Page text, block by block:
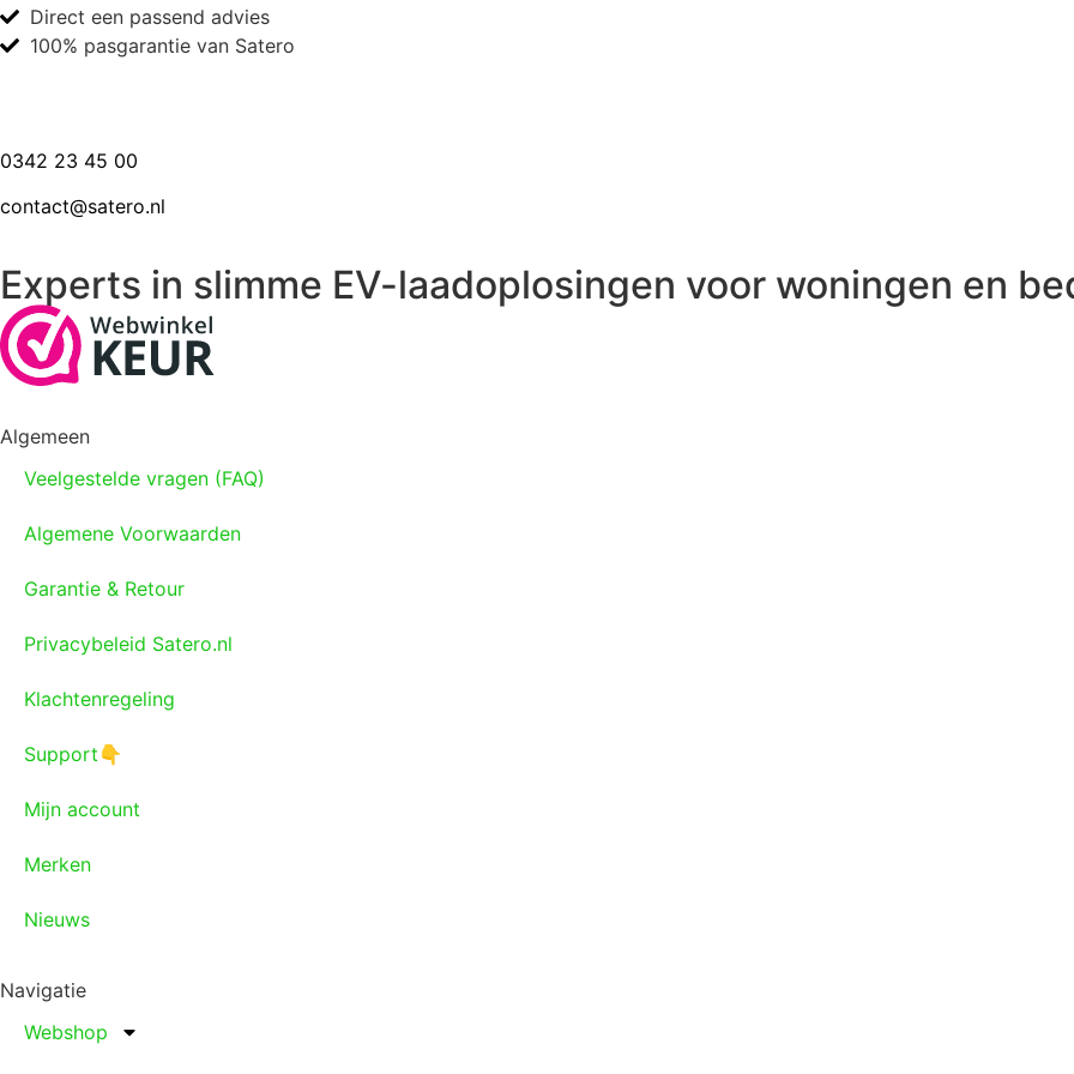
Direct een passend advies
100% pasgarantie van Satero
0342 23 45 00
contact@satero.nl
Experts in slimme EV-laadoplosingen voor woningen en
Algemeen
Veelgestelde vragen (FAQ)
Algemene Voorwaarden
Garantie & Retour
Privacybeleid Satero.nl
Klachtenregeling
Support👇
Mijn account
Merken
Nieuws
Navigatie
Webshop